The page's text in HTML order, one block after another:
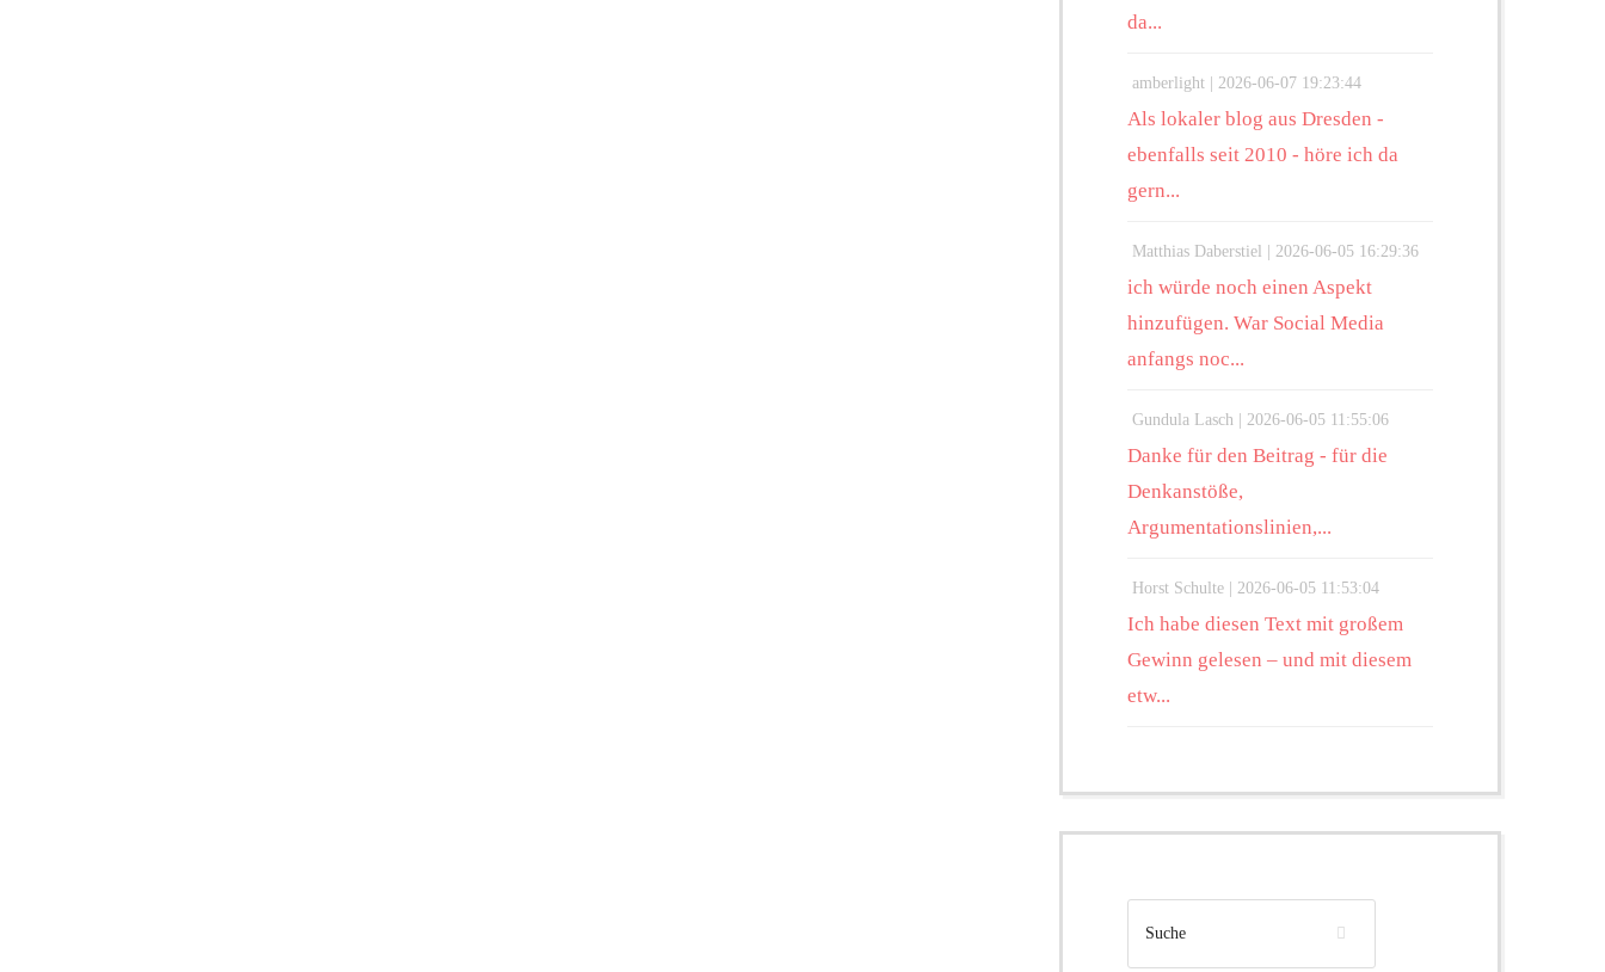
da...
amberlight | 2026-06-07 19:23:44
Als lokaler blog aus Dresden -
ebenfalls seit 2010 - höre ich da
gern...
Matthias Daberstiel | 2026-06-05 16:29:36
ich würde noch einen Aspekt
hinzufügen. War Social Media
anfangs noc...
Gundula Lasch | 2026-06-05 11:55:06
Danke für den Beitrag - für die
Denkanstöße,
Argumentationslinien,...
Horst Schulte | 2026-06-05 11:53:04
Ich habe diesen Text mit großem
Gewinn gelesen – und mit diesem
etw...